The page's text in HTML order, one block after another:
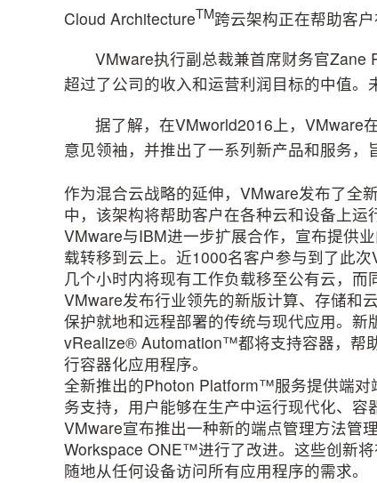
Cloud ArchitectureTM跨云架构正在帮助客
VMware执行副总裁兼首席财务官Zane
超过了公司的收入和运营利润目标的中值
据了解，在VMworld2016上，VMware
意见领袖，并推出了一系列新产品和服务，
作为混合云战略的延伸，VMware发布了全
中，该架构将帮助客户在各种云和设备上运
VMware与IBM进一步扩展合作，宣布提供
载转移到云上。近1000名客户参与到了此
几个小时内将现有工作负载移至公有云，而
VMware发布行业领先的新版计算、存储和
保护就地和远程部署的传统与现代应用。
vRealize® Automation™都将支持容器，帮
行容器化应用程序。
全新推出的Photon Platform™服务提供端
务支持，用户能够在生产中运行现代化、容
VMware宣布推出一种新的端点管理方法管
Workspace ONE™进行了改进。这些创新
随地从任何设备访问所有应用程序的需求。